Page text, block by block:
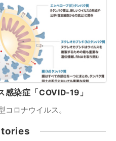
感染症「COVID-19」
ロナウイルス。